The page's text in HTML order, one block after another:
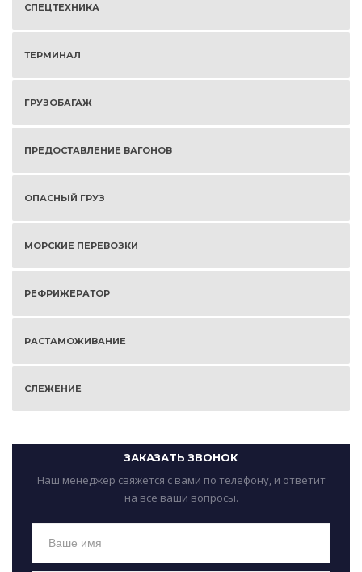
СПЕЦТЕХНИКА
ТЕРМИНАЛ
ГРУЗОБАГАЖ
ПРЕДОСТАВЛЕНИЕ ВАГОНОВ
ОПАСНЫЙ ГРУЗ
МОРСКИЕ ПЕРЕВОЗКИ
РЕФРИЖЕРАТОР
РАСТАМОЖИВАНИЕ
СЛЕЖЕНИЕ
ЗАКАЗАТЬ ЗВОНОК
Наш менеджер свяжется с вами по телефону, и ответит
на все ваши вопросы.